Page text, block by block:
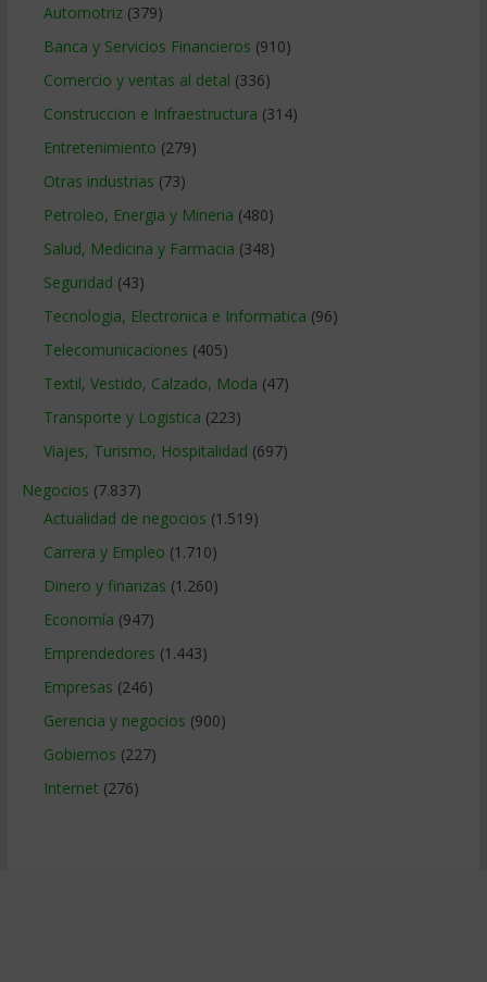
Automotriz(379)
Banca y Servicios Financieros (910)
Comercio y ventas al detal (336)
Construccion e Infraestructura (314)
Entretenimiento (279)
Otras industrias (73)
Petroleo, Energia y Mineria (480)
Salud, Medicina y Farmacia (348)
Seguridad (43)
Tecnologia, Electronica e Informatica (96)
Telecomunicaciones (405)
Textil, Vestido, Calzado, Moda (47)
Transporte y Logistica (223)
Viajes, Turismo, Hospitalidad (697)
Negocios (7.837)
Actualidad de negocios (1.519)
Carrera y Empleo (1.710)
Dinero y finanzas (1.260)
Economía (947)
Emprendedores (1.443)
Empresas (246)
Gerencia y negocios (900)
Gobiernos (227)
Internet (276)